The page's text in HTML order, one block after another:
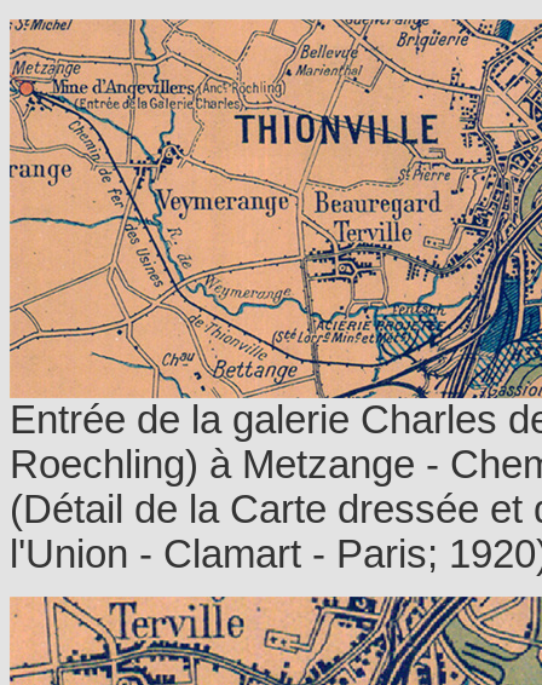
Entrée de la galerie Charles
Roechling) à Metzange -
(Détail de la Carte dressée
l'Union - Clamart - Paris;